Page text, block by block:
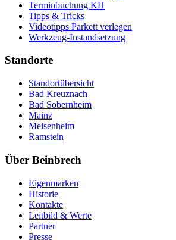
Terminbuchung KH
Tipps & Tricks
Videotipps Parkett verlegen
Werkzeug-Instandsetzung
Standorte
Standortübersicht
Bad Kreuznach
Bad Sobernheim
Mainz
Meisenheim
Ramstein
Über Beinbrech
Eigenmarken
Historie
Kontakte
Leitbild & Werte
Partner
Presse